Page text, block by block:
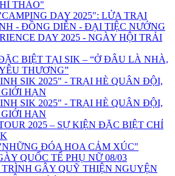
THÀO"
DAY 2025": LỬA TRẠI
- ĐỒNG DIỄN - ĐẠI TIỆC NƯỚNG
DAY 2025 - NGÀY HỘI TRẢI
BIỆT TẠI SIK – “Ở ĐÂU LÀ NHÀ,
THƯƠNG”
SIK 2025" - TRẠI HÈ QUÂN ĐỘI,
HẠN
SIK 2025" - TRẠI HÈ QUÂN ĐỘI,
HẠN
2025 – SỰ KIỆN ĐẶC BIỆT CHỈ
ĐÓA HOA CẢM XÚC"
QUỐC TẾ PHỤ NỮ 08/03
GÂY QUỸ THIỆN NGUYỆN